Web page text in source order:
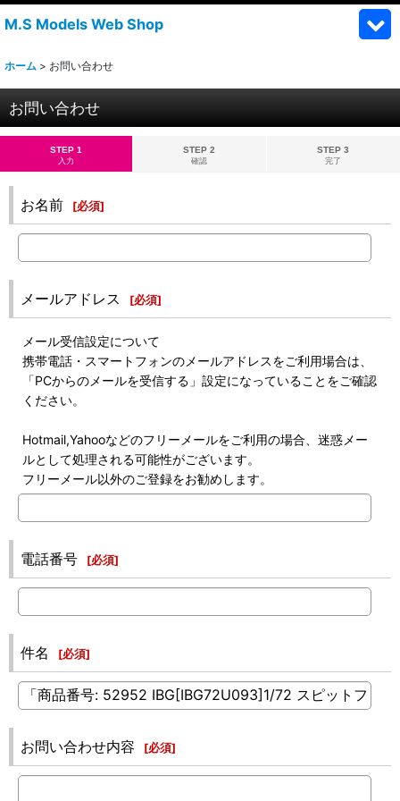
M.S Models Web Shop
ホーム > お問い合わせ
お問い合わせ
STEP 1
入力
STEP 2
確認
STEP 3
完了
お名前 [必須]
メールアドレス [必須]
メール受信設定について
携帯電話・スマートフォンのメールアドレスをご利用場合は、
「PCからのメールを受信する」設定になっていることをご確認
ください。
Hotmail,Yahooなどのフリーメールをご利用の場合、迷惑メー
ルとして処理される可能性がございます。
フリーメール以外のご登録をお勧めします。
電話番号 [必須]
件名 [必須]
お問い合わせ内容 [必須]